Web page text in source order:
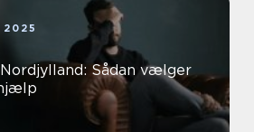
Sådan vælger